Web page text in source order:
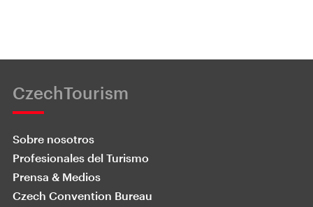
CzechTourism
Sobre nosotros
Profesionales del Turismo
Prensa & Medios
Czech Convention Bureau